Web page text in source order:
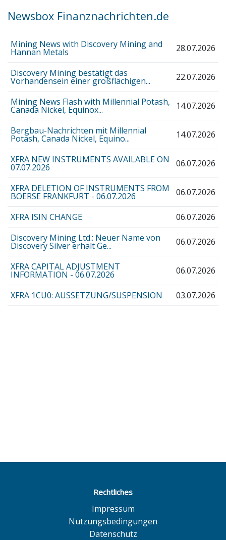
Newsbox Finanznachrichten.de
Mining News with Discovery Mining and
Hannan Metals 28.07.2026
Discovery Mining bestätigt das
Vorhandensein einer großflächigen... 22.07.2026
Mining News Flash with Millennial Potash,
Canada Nickel, Equinox... 14.07.2026
Bergbau-Nachrichten mit Millennial
Potash, Canada Nickel, Equino... 14.07.2026
XFRA NEW INSTRUMENTS AVAILABLE ON
07.07.2026 06.07.2026
XFRA DELETION OF INSTRUMENTS FROM
BOERSE FRANKFURT - 06.07.2026 06.07.2026
XFRA ISIN CHANGE
06.07.2026
Discovery Mining Ltd.: Neuer Name von
Discovery Silver erhält Ge... 06.07.2026
XFRA CAPITAL ADJUSTMENT
INFORMATION - 06.07.2026 06.07.2026
XFRA 1CU0: AUSSETZUNG/SUSPENSION 03.07.2026
Rechtliches
Impressum
Nutzungsbedingungen
Datenschutz